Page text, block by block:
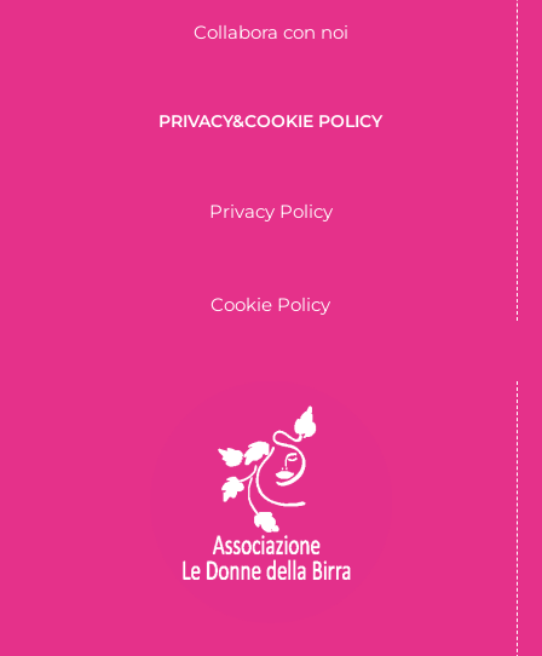
Collabora con noi
PRIVACY&COOKIE POLICY
Privacy Policy
Cookie Policy